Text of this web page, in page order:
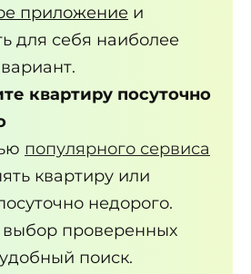
приложение и
для себя наиболее
квартиру посуточно
популярного сервиса
квартиру или
недорого.
проверенных
поиск.